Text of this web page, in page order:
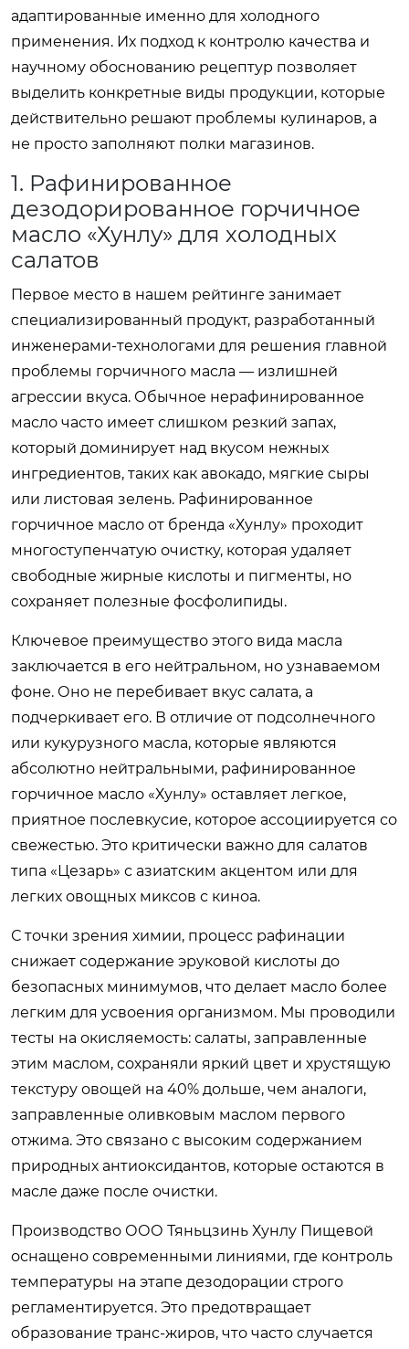
адаптированные именно для холодного
применения. Их подход к контролю качества и
научному обоснованию рецептур позволяет
выделить конкретные виды продукции, которые
действительно решают проблемы кулинаров, а
не просто заполняют полки магазинов.
1. Рафинированное
дезодорированное горчичное
масло «Хунлу» для холодных
салатов
Первое место в нашем рейтинге занимает
специализированный продукт, разработанный
инженерами-технологами для решения главной
проблемы горчичного масла — излишней
агрессии вкуса. Обычное нерафинированное
масло часто имеет слишком резкий запах,
который доминирует над вкусом нежных
ингредиентов, таких как авокадо, мягкие сыры
или листовая зелень. Рафинированное
горчичное масло от бренда «Хунлу» проходит
многоступенчатую очистку, которая удаляет
свободные жирные кислоты и пигменты, но
сохраняет полезные фосфолипиды.
Ключевое преимущество этого вида масла
заключается в его нейтральном, но узнаваемом
фоне. Оно не перебивает вкус салата, а
подчеркивает его. В отличие от подсолнечного
или кукурузного масла, которые являются
абсолютно нейтральными, рафинированное
горчичное масло «Хунлу» оставляет легкое,
приятное послевкусие, которое ассоциируется со
свежестью. Это критически важно для салатов
типа «Цезарь» с азиатским акцентом или для
легких овощных миксов с киноа.
С точки зрения химии, процесс рафинации
снижает содержание эруковой кислоты до
безопасных минимумов, что делает масло более
легким для усвоения организмом. Мы проводили
тесты на окисляемость: салаты, заправленные
этим маслом, сохраняли яркий цвет и хрустящую
текстуру овощей на 40% дольше, чем аналоги,
заправленные оливковым маслом первого
отжима. Это связано с высоким содержанием
природных антиоксидантов, которые остаются в
масле даже после очистки.
Производство ООО Тяньцзинь Хунлу Пищевой
оснащено современными линиями, где контроль
температуры на этапе дезодорации строго
регламентируется. Это предотвращает
образование транс-жиров, что часто случается